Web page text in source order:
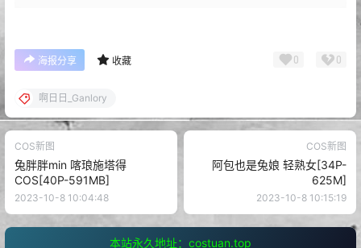
海报分享 收藏 0 0
啊日日_Ganlory
COS新图
兔胖胖min 喀琅施塔得
COS[40P-591MB]
2023-10-8 10:04:48
COS新图
阿包也是兔娘 轻熟女[34P-
625M]
2023-10-8 10:15:19
本站永久地址：costuan.top